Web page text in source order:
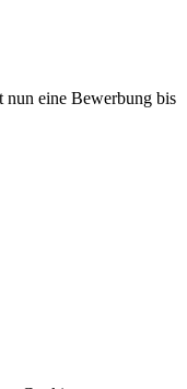
nun eine Bewerbung bis